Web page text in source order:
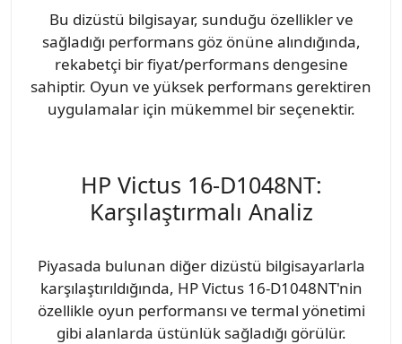
Bu dizüstü bilgisayar, sunduğu özellikler ve
sağladığı performans göz önüne alındığında,
rekabetçi bir fiyat/performans dengesine
sahiptir. Oyun ve yüksek performans gerektiren
uygulamalar için mükemmel bir seçenektir.
HP Victus 16-D1048NT:
Karşılaştırmalı Analiz
Piyasada bulunan diğer dizüstü bilgisayarlarla
karşılaştırıldığında, HP Victus 16-D1048NT'nin
özellikle oyun performansı ve termal yönetimi
gibi alanlarda üstünlük sağladığı görülür.